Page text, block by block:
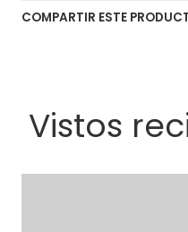
COMPARTIR ESTE
Vistos